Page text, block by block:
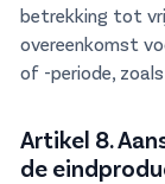
betrekking tot
overeenkomst
of -periode,
Artikel 8.
de